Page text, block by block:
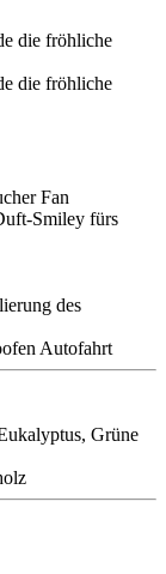
Fan
Smiley fürs
des
Autofahrt
Grüne